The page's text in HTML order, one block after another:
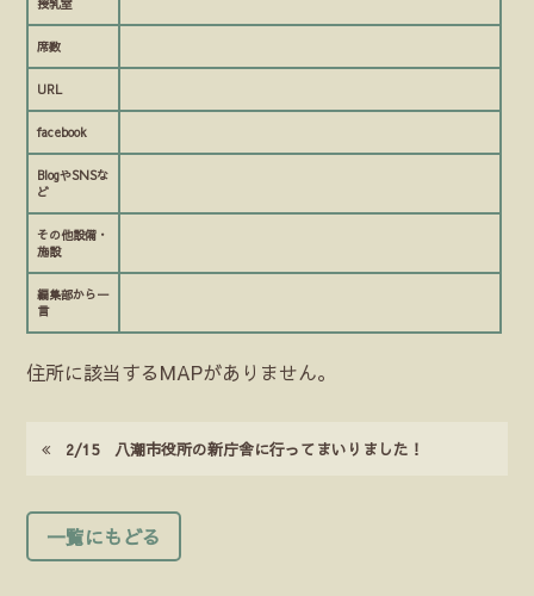
授乳室
席数
URL
facebook
BlogやSNSな
ど
その他設備・
施設
編集部から一
言
住所に該当するMAPがありません。
2/15 八潮市役所の新庁舎に行ってまいりました！
一覧にもどる